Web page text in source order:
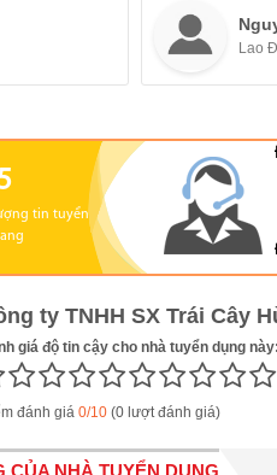
Lao
tin tuyển
ty TNHH SX Trái Cây
giá độ tin cậy cho nhà tuyển dụng
đánh giá 0/10 (0 lượt đánh giá)
CỦA NHÀ TUYỂN DỤNG